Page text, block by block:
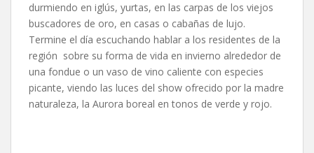
durmiendo en iglús, yurtas, en las carpas de los viejos
buscadores de oro, en casas o cabañas de lujo.
Termine el día escuchando hablar a los residentes de la
región sobre su forma de vida en invierno alrededor de
una fondue o un vaso de vino caliente con especies
picante, viendo las luces del show ofrecido por la madre
naturaleza, la Aurora boreal en tonos de verde y rojo.